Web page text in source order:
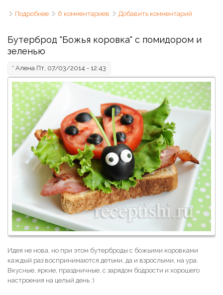
Подробнее о Салат-рулет "пенёк" с блинами
6 комментариев Добавить комментарий
Бутерброд "Божья коровка" с помидором и
зеленью
* Алена Пт, 07/03/2014 - 12:43
Идея не нова, но при этом бутерброды с божьими коровками
каждый раз воспринимаются детьми, да и взрослыми, на ура.
Вкусные, яркие, праздничные, с зарядом бодрости и хорошего
настроения на целый день :)